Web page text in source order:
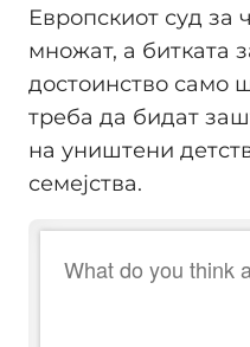
Европскиот суд за
множат, а битката
достоинство само
треба да бидат
на уништени
семејства.